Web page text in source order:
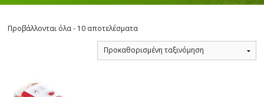
Προβάλλονται όλα - 10 αποτελέσματα